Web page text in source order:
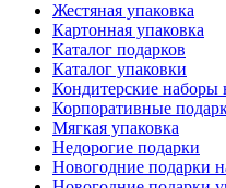
Жестяная упаковка
Картонная упаковка
Каталог подарков
Каталог упаковки
Кондитерские наборы
Корпоративные
Мягкая упаковка
Недорогие подарки
Новогодние подарки